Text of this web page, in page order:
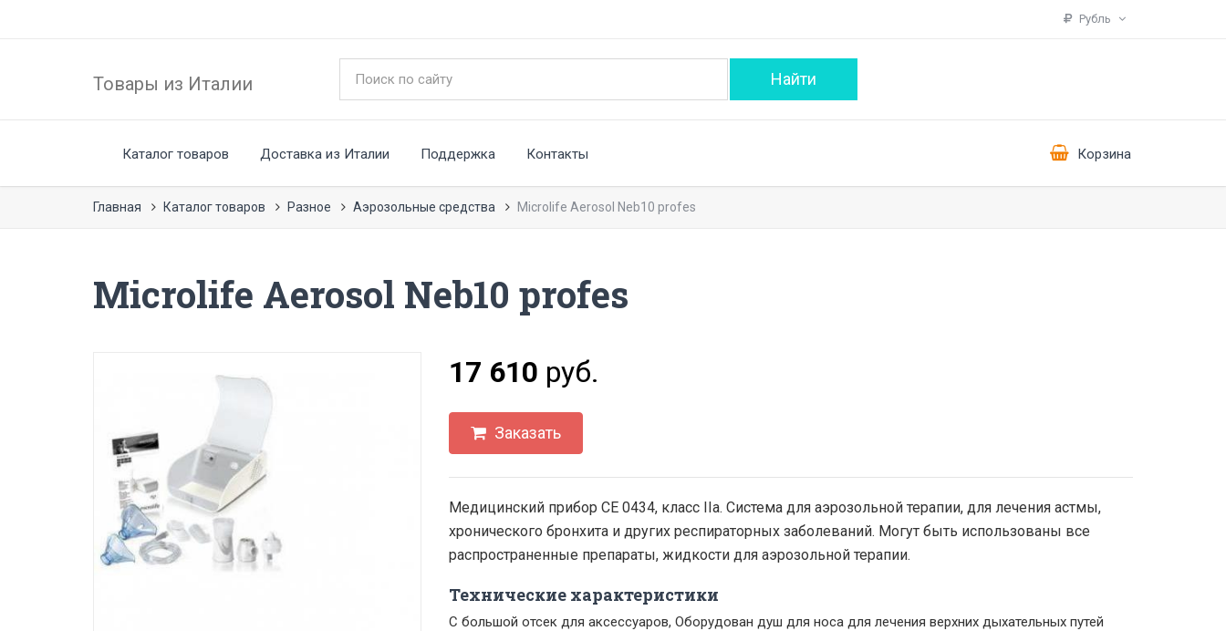
Рубль
Товары из Италии
Каталог товаров Доставка из Италии Поддержка Контакты Корзина
Главная Каталог товаров Разное Аэрозольные средства Microlife Aerosol Neb10 profes
Microlife Aerosol Neb10 profes
17 610 руб.
Заказать
Медицинский прибор CE 0434, класс IIa. Система для аэрозольной терапии, для лечения астмы,
хронического бронхита и других респираторных заболеваний. Могут быть использованы все
распространенные препараты, жидкости для аэрозольной терапии.
Технические характеристики
С большой отсек для аксессуаров, Оборудован душ для носа для лечения верхних дыхательных путей